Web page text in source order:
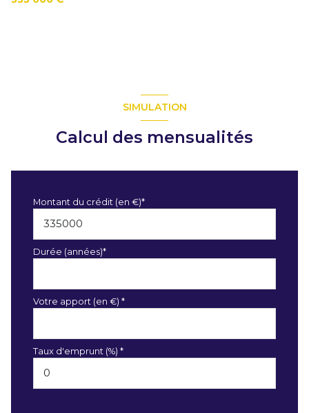
SIMULATION
Calcul des mensualités
Montant du crédit (en €)*
Durée (années)*
Votre apport (en €) *
Taux d'emprunt (%) *